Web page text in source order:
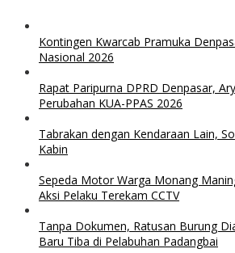
Kontingen Kwarcab Pramuka
Nasional 2026
Rapat Paripurna DPRD Denpasar,
Perubahan KUA-PPAS 2026
Tabrakan dengan Kendaraan Lain,
Kabin
Sepeda Motor Warga Monang
Aksi Pelaku Terekam CCTV
Tanpa Dokumen, Ratusan Burung
Baru Tiba di Pelabuhan Padangbai